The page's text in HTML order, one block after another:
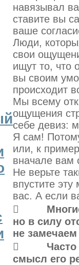
навязывал
ставите вы
ваше
Люди,
свои
ищут то, что
вы своим
происходит
Мы всему
ощущения
себе девиз:
Я сам!
или, к
вначале вам
Не верьте
впустите
вас. А если
 Многие
но в силу
не замечаем
 Часто мы
смысл его